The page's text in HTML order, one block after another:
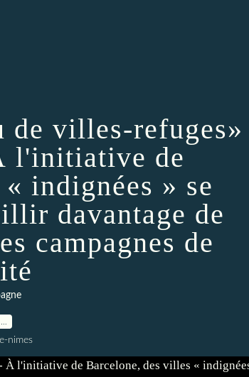
de villes-refuges»
l'initiative de
indignées » se
davantage de
campagnes de
nimes